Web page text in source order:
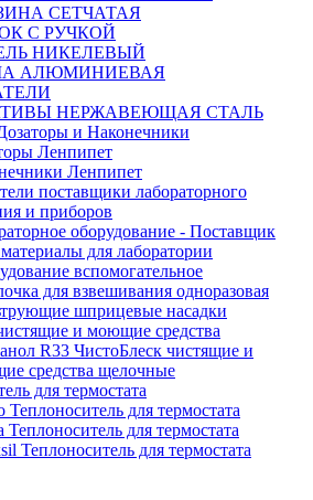
СЕТЧАТАЯ
С РУЧКОЙ
НИКЕЛЕВЫЙ
АЛЮМИНИЕВАЯ
НЕРЖАВЕЮЩАЯ СТАЛЬ
и Наконечники
Ленпипет
Ленпипет
поставщики лабораторного
и приборов
оборудование - Поставщик
для лаборатории
вспомогательное
для взвешивания одноразовая
шприцевые насадки
и моющие средства
R33 ЧистоБлеск чистящие и
средства щелочные
для термостата
Теплоноситель для термостата
Теплоноситель для термостата
Теплоноситель для термостата